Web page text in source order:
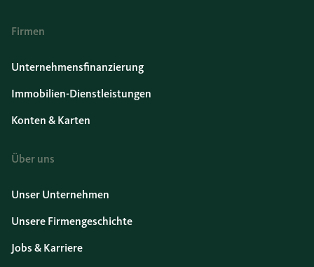
Firmen
Unternehmensfinanzierung
Immobilien-Dienstleistungen
Konten & Karten
Über uns
Unser Unternehmen
Unsere Firmengeschichte
Jobs & Karriere